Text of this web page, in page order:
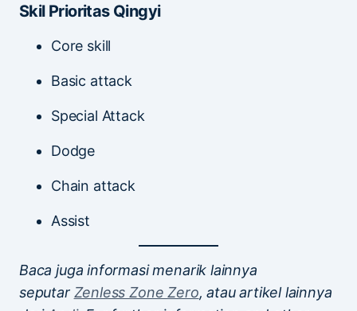
Skil Prioritas Qingyi
Core skill
Basic attack
Special Attack
Dodge
Chain attack
Assist
Baca juga informasi menarik lainnya
seputar Zenless Zone Zero, atau artikel lainnya